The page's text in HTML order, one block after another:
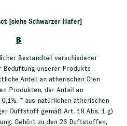
[siehe Schwarzer Hafer]
B
Bestandteil verschiedener
Beduftung unserer Produkte
Anteil an ätherischen Ölen
Produkten, der Anteil an
* aus natürlichen ätherischen
Duftstoff gemäß Art. 19 Abs. 1 g)
Gehört zu den 26 Duftstoffen,